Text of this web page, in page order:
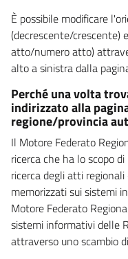
È possibile modificare
(decrescente/
atto/numero atto)
alto a sinistra dalla
Perché una volta
indirizzato alla
regione/provincia
Il Motore Federato
ricerca che ha lo scopo
ricerca degli atti
memorizzati sui sistemi
Motore Federato
sistemi informativi delle
attraverso uno scambio